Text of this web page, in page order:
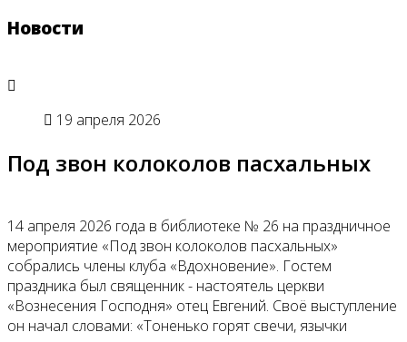
Новости
19 апреля 2026
Под звон колоколов пасхальных
14 апреля 2026 года в библиотеке № 26 на праздничное
мероприятие «Под звон колоколов пасхальных»
собрались члены клуба «Вдохновение». Гостем
праздника был священник - настоятель церкви
«Вознесения Господня» отец Евгений. Своё выступление
он начал словами: «Тоненько горят свечи, язычки